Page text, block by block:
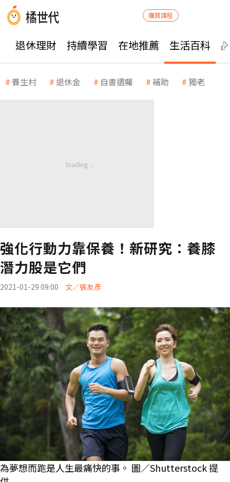
購買課程
退休理財 持續學習 在地推薦 生活百科
養生村 退休金 自書遺囑 補助 獨老
強化行動力靠保養！新研究：養膝
潛力股是它們
2021-01-29 09:00 文／張友彥
為夢想而跑是人生最痛快的事。 圖／Shutterstock 提